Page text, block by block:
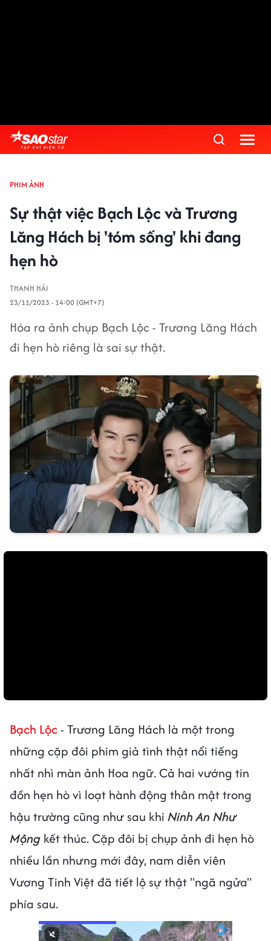
PHIM ẢNH
Sự thật việc Bạch Lộc và Trương
Lăng Hách bị 'tóm sống' khi đang
hẹn hò
THANH HẢI
23/11/2023 - 14:00 (GMT+7)
Hóa ra ảnh chụp Bạch Lộc - Trương Lăng Hách
đi hẹn hò riêng là sai sự thật.
Bạch Lộc- Trương Lăng Hách là một trong
những cặp đôi phim giả tình thật nổi tiếng
nhất nhì màn ảnh Hoa ngữ. Cả hai vướng tin
đồn hẹn hò vì loạt hành động thân mật trong
hậu trường cũng như sau khi Ninh An Như
Mộng kết thúc. Cặp đôi bị chụp ảnh đi hẹn hò
nhiều lần nhưng mới đây, nam diễn viên
Vương Tinh Việt đã tiết lộ sự thật "ngã ngửa"
phía sau.